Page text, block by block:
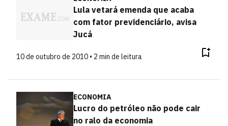
Lula vetará emenda que acaba
com fator previdenciário, avisa
Jucá
10 de outubro de 2010 • 2 min de leitura
ECONOMIA
Lucro do petróleo não pode cair
no ralo da economia